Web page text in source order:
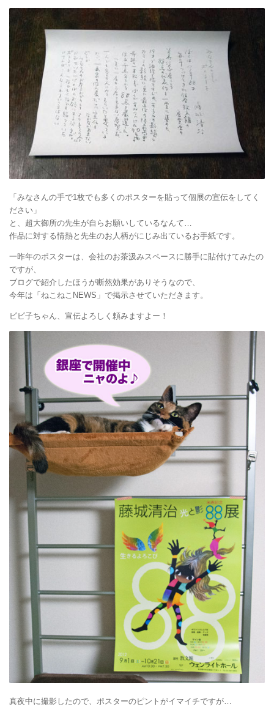
「みなさんの手で1枚でも多くのポスターを貼って個展の宣伝をしてく
ださい」
と、超大御所の先生が自らお願いしているなんて…
作品に対する情熱と先生のお人柄がにじみ出ているお手紙です。
一昨年のポスターは、会社のお茶汲みスペースに勝手に貼付けてみたの
ですが、
ブログで紹介したほうが断然効果がありそうなので、
今年は「ねこねこNEWS」で掲示させていただきます。
ビビ子ちゃん、宣伝よろしく頼みますよー！
真夜中に撮影したので、ポスターのピントがイマイチですが…